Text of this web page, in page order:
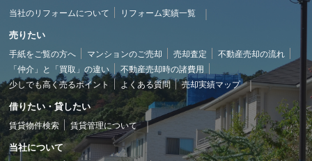
当社のリフォームについて リフォーム実績一覧
売りたい
手紙をご覧の方へ マンションのご売却 売却査定
不動産売却の流れ
「仲介」と「買取」の違い
不動産売却時の諸費用
少しでも高く売るポイント
よくある質問 売却実績マップ
借りたい・貸したい
賃貸物件検索 賃貸管理について
当社について